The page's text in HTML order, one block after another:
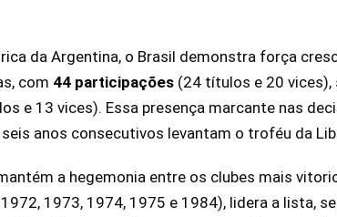
da Argentina, o Brasil demonstra força
com 44 participações (24 títulos e 20 vices),
e 13 vices). Essa presença marcante nas
anos consecutivos levantam o troféu da
a hegemonia entre os clubes mais
1973, 1974, 1975 e 1984), lidera a lista,